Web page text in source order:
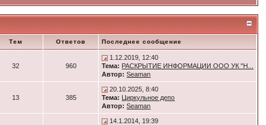
Тем Ответов Последнее сообщение
32 960
1.12.2019, 12:40
Тема: РАСКРЫТИЕ ИНФОРМАЦИИ ООО УК "Н...
Автор: Seaman
13 385
20.10.2025, 8:40
Тема: Циркульное депо
Автор: Seaman
14.1.2014, 19:39